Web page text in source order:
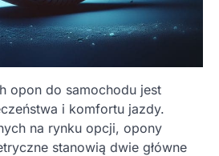
opon do samochodu jest
i komfortu jazdy.
na rynku opcji, opony
stanowią dwie główne